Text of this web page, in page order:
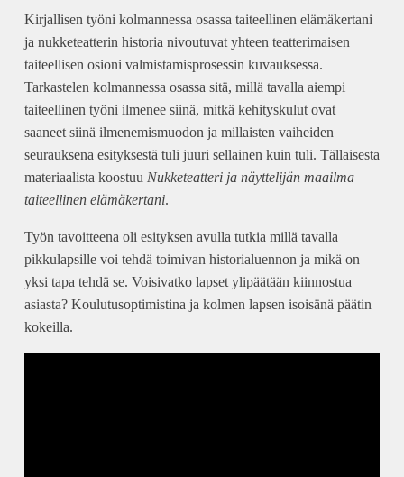
Kirjallisen työni kolmannessa osassa taiteellinen elämäkertani
ja nukketeatterin historia nivoutuvat yhteen teatterimaisen
taiteellisen osioni valmistamisprosessin kuvauksessa.
Tarkastelen kolmannessa osassa sitä, millä tavalla aiempi
taiteellinen työni ilmenee siinä, mitkä kehityskulut ovat
saaneet siinä ilmenemismuodon ja millaisten vaiheiden
seurauksena esityksestä tuli juuri sellainen kuin tuli. Tällaisesta
materiaalista koostuu Nukketeatteri ja näyttelijän maailma –
taiteellinen elämäkertani.
Työn tavoitteena oli esityksen avulla tutkia millä tavalla
pikkulapsille voi tehdä toimivan historialuennon ja mikä on
yksi tapa tehdä se. Voisivatko lapset ylipäätään kiinnostua
asiasta? Koulutusoptimistina ja kolmen lapsen isoisänä päätin
kokeilla.